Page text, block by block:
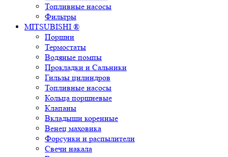
Топливные насосы
Фильтры
MITSUBISHI ®
Поршни
Термостаты
Водяные помпы
Прокладки и Сальники
Гильзы цилиндров
Топливные насосы
Кольца поршневые
Клапаны
Вкладыши коренные
Венец маховика
Форсунки и распылители
Свечи накала